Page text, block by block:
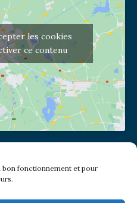
bon fonctionnement et pour
les cookies
ce contenu